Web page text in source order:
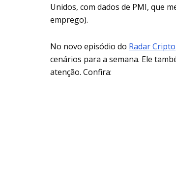
Unidos, com dados de PMI, que
emprego).
No novo episódio do Radar Cripto
cenários para a semana. Ele
atenção. Confira: